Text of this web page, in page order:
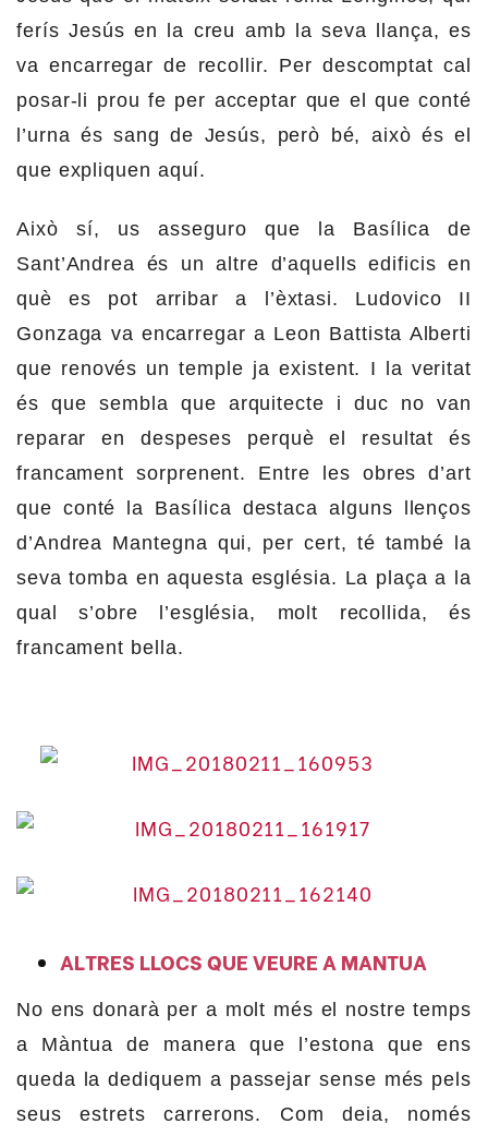
ferís Jesús en la creu amb la seva llança, es
va encarregar de recollir. Per descomptat cal
posar-li prou fe per acceptar que el que conté
l’urna és sang de Jesús, però bé, això és el
que expliquen aquí.
Això sí, us asseguro que la Basílica de
Sant’Andrea és un altre d’aquells edificis en
què es pot arribar a l’èxtasi. Ludovico II
Gonzaga va encarregar a Leon Battista Alberti
que renovés un temple ja existent. I la veritat
és que sembla que arquitecte i duc no van
reparar en despeses perquè el resultat és
francament sorprenent. Entre les obres d’art
que conté la Basílica destaca alguns llenços
d’Andrea Mantegna qui, per cert, té també la
seva tomba en aquesta església. La plaça a la
qual s’obre l’església, molt recollida, és
francament bella.
ALTRES LLOCS QUE VEURE A MANTUA
No ens donarà per a molt més el nostre temps
a Màntua de manera que l’estona que ens
queda la dediquem a passejar sense més pels
seus estrets carrerons. Com deia, només